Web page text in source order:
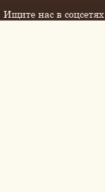
Ищите нас в